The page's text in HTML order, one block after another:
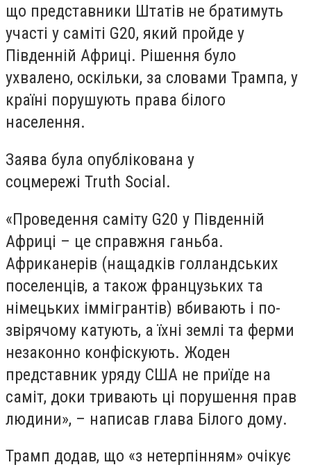
що представники Штатів не братимуть
участі у саміті G20, який пройде у
Південній Африці. Рішення було
ухвалено, оскільки, за словами Трампа, у
країні порушують права білого
населення.
Заява була опублікована у
соцмережі Truth Social.
«Проведення саміту G20 у Південній
Африці – це справжня ганьба.
Африканерів (нащадків голландських
поселенців, а також французьких та
німецьких іммігрантів) вбивають і по-
звірячому катують, а їхні землі та ферми
незаконно конфіскують. Жоден
представник уряду США не приїде на
саміт, доки тривають ці порушення прав
людини», – написав глава Білого дому.
Трамп додав, що «з нетерпінням» очікує